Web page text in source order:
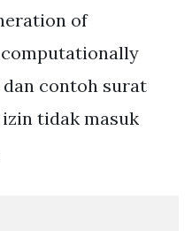
of
contoh surat
tidak masuk